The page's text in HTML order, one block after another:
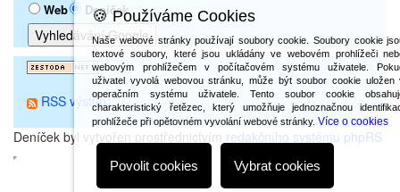
Web Deníček
RSS výstup
Deníček byl vytvořen prostřednictvím redakčního systému phpRS
🍪 Používáme Cookies
Naše webové stránky používají soubory cookie. Soubory cookie
textové soubory, které jsou ukládány ve webovém prohlížeči
webovým prohlížečem v počítačovém systému uživatele.
uživatel vyvolá webovou stránku, může být soubor cookie uložen
operačním systému uživatele. Tento soubor cookie
charakteristický řetězec, který umožňuje jednoznačnou
prohlížeče při opětovném vyvolání webové stránky.Více o cookies
Povolit cookies Vybrat cookies